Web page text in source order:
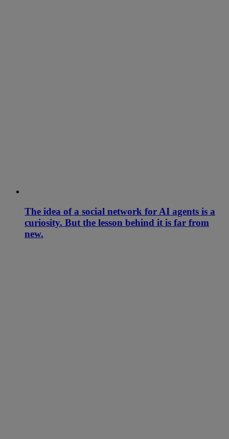
The idea of a social network for AI agents is a
curiosity. But the lesson behind it is far from
new.